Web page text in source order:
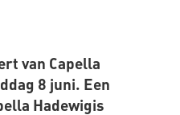
van Capella
8 juni. Een
Hadewigis